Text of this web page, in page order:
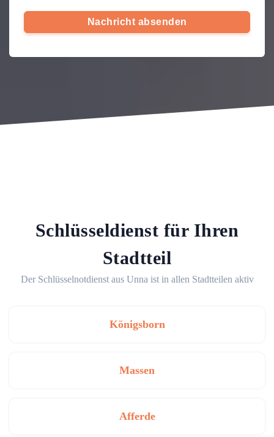
Nachricht absenden
Schlüsseldienst für Ihren
Stadtteil
Der Schlüsselnotdienst aus Unna ist in allen Stadtteilen aktiv
Königsborn
Massen
Afferde